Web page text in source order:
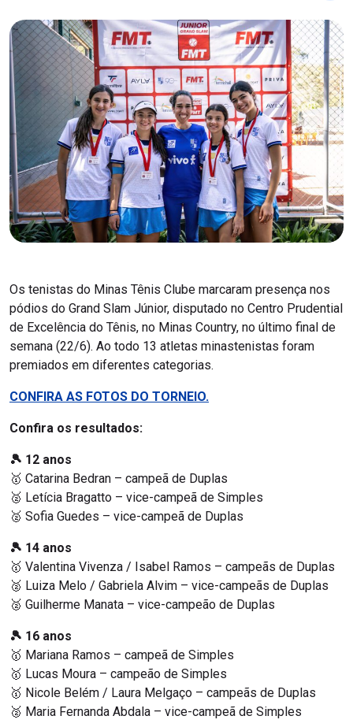
Os tenistas do Minas Tênis Clube marcaram presença nos
pódios do Grand Slam Júnior, disputado no Centro Prudential
de Excelência do Tênis, no Minas Country, no último final de
semana (22/6). Ao todo 13 atletas minastenistas foram
premiados em diferentes categorias.
CONFIRA AS FOTOS DO TORNEIO.
Confira os resultados:
🎾 12 anos
🥇 Catarina Bedran – campeã de Duplas
🥈 Letícia Bragatto – vice-campeã de Simples
🥈 Sofia Guedes – vice-campeã de Duplas
🎾 14 anos
🥇 Valentina Vivenza / Isabel Ramos – campeãs de Duplas
🥈 Luiza Melo / Gabriela Alvim – vice-campeãs de Duplas
🥈 Guilherme Manata – vice-campeão de Duplas
🎾 16 anos
🥇 Mariana Ramos – campeã de Simples
🥇 Lucas Moura – campeão de Simples
🥇 Nicole Belém / Laura Melgaço – campeãs de Duplas
🥈 Maria Fernanda Abdala – vice-campeã de Simples